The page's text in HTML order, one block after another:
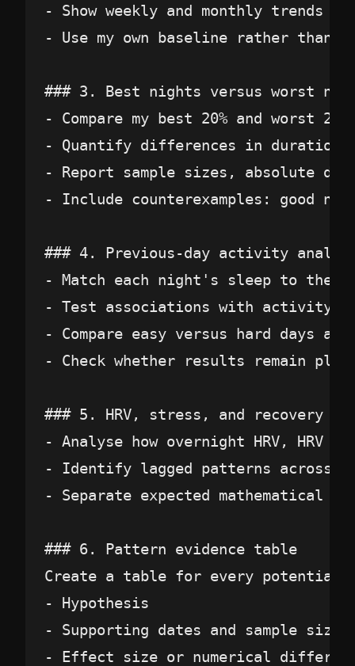
- Show weekly and monthly trends
- Use my own baseline rather than
### 3. Best nights versus worst
- Compare my best 20% and worst
- Quantify differences in duration,
- Report sample sizes, absolute
- Include counterexamples: good
### 4. Previous-day activity
- Match each night's sleep to the
- Test associations with activity
- Compare easy versus hard days
- Check whether results remain
### 5. HRV, stress, and recovery
- Analyse how overnight HRV,
- Identify lagged patterns across
- Separate expected mathematical
### 6. Pattern evidence table
Create a table for every
- Hypothesis
- Supporting dates and sample size
- Effect size or numerical